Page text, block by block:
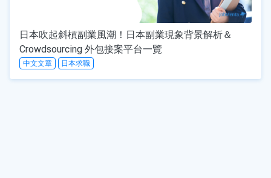
日本吹起斜槓副業風潮！日本副業現象背景解析＆
Crowdsourcing 外包接案平台一覽
中文文章 日本求職